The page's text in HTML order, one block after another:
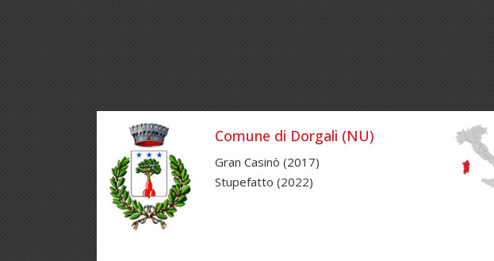
Comune di Dorgali (NU)
Gran Casinò (2017)
Stupefatto (2022)